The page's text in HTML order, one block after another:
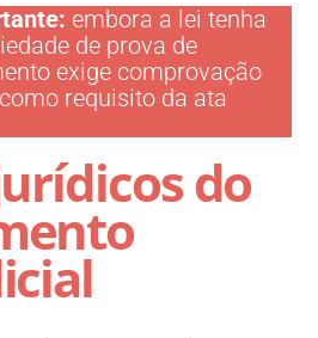
embora a lei tenha
de prova de
exige comprovação
requisito da ata
do